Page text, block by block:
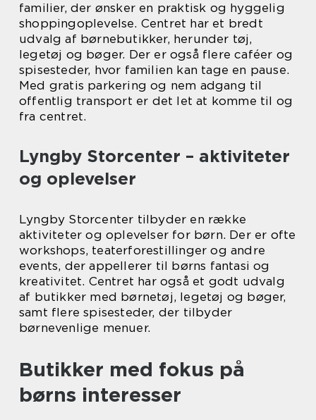
familier, der ønsker en praktisk og hyggelig
shoppingoplevelse. Centret har et bredt
udvalg af børnebutikker, herunder tøj,
legetøj og bøger. Der er også flere caféer og
spisesteder, hvor familien kan tage en pause.
Med gratis parkering og nem adgang til
offentlig transport er det let at komme til og
fra centret.
Lyngby Storcenter – aktiviteter
og oplevelser
Lyngby Storcenter tilbyder en række
aktiviteter og oplevelser for børn. Der er ofte
workshops, teaterforestillinger og andre
events, der appellerer til børns fantasi og
kreativitet. Centret har også et godt udvalg
af butikker med børnetøj, legetøj og bøger,
samt flere spisesteder, der tilbyder
børnevenlige menuer.
Butikker med fokus på
børns interesser